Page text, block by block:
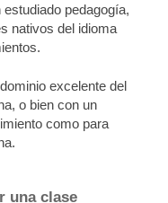
pedagogía,
nativos del idioma
excelente del
o bien con un
como para
una clase